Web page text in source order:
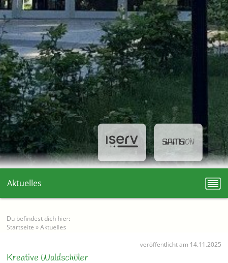
Aktuelles
Du befindest dich hier:
Startseite »Aktuelles
veröffentlicht am 14.11.2025
Kreative Waldschüler